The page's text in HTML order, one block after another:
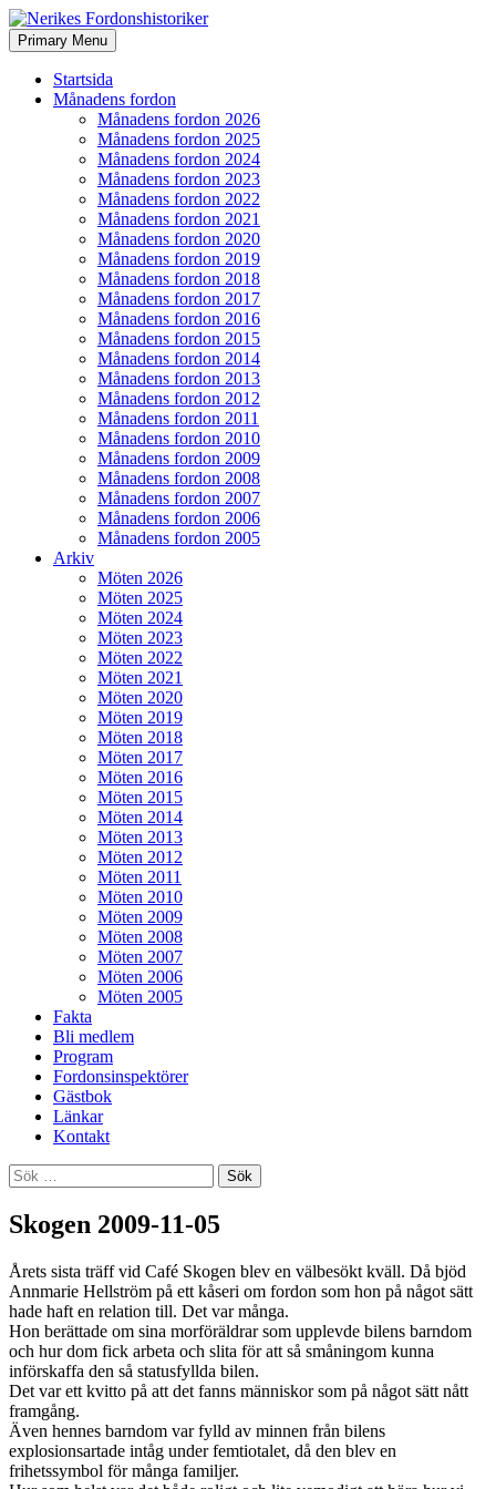
Nerikes Fordonshistoriker
Search
Primary Menu Skip
to
Startsida
Månadens fordon
Månadens fordon 2026
Månadens fordon 2025
Månadens fordon 2024
Månadens fordon 2023
Månadens fordon 2022
Månadens fordon 2021
Månadens fordon 2020
Månadens fordon 2019
Månadens fordon 2018
Månadens fordon 2017
Månadens fordon 2016
Månadens fordon 2015
Månadens fordon 2014
Månadens fordon 2013
Månadens fordon 2012
Månadens fordon 2011
Månadens fordon 2010
Månadens fordon 2009
Månadens fordon 2008
Månadens fordon 2007
Månadens fordon 2006
Månadens fordon 2005
Arkiv
Möten 2026
Möten 2025
Möten 2024
Möten 2023
Möten 2022
Möten 2021
Möten 2020
Möten 2019
Möten 2018
Möten 2017
Möten 2016
Möten 2015
Möten 2014
Möten 2013
Möten 2012
Möten 2011
Möten 2010
Möten 2009
Möten 2008
Möten 2007
Möten 2006
Möten 2005
Fakta
Bli medlem
Program
Fordonsinspektörer
Gästbok
Länkar
Kontakt
Sök
efter:
Skogen 2009-11-05
Årets sista träff vid Café Skogen blev en välbesökt kväll. Då bjöd
Annmarie Hellström på ett kåseri om fordon som hon på något sätt
hade haft en relation till. Det var många.
Hon berättade om sina morföräldrar som upplevde bilens barndom
och hur dom fick arbeta och slita för att så småningom kunna
införskaffa den så statusfyllda bilen.
Det var ett kvitto på att det fanns människor som på något sätt nått
framgång.
Även hennes barndom var fylld av minnen från bilens
explosionsartade intåg under femtiotalet, då den blev en
frihetssymbol för många familjer.